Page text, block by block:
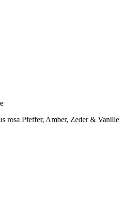
rosa Pfeffer, Amber, Zeder & Vanille